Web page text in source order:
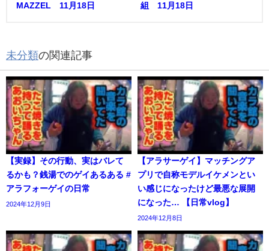
MAZZEL 11月18日
組 11月18日
未分類の関連記事
【実録】その行動、実はバレて
るかも？銭湯でのゲイあるある #
アラフォーゲイの日常
2024年12月9日
【アラサーゲイ】マッチングア
プリで自称モデルイケメンとい
い感じになったけど最悪な展開
になった… 【日常vlog】
2024年12月8日